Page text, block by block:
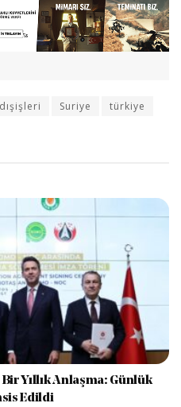
dışişleri Suriye türkiye
Yıllık Anlaşma: Günlük
Edildi